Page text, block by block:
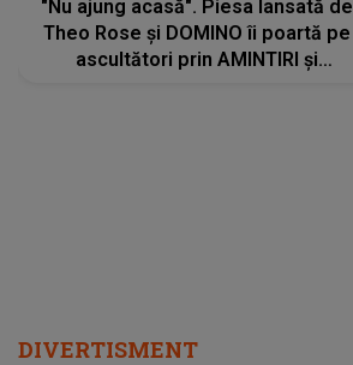
"Nu ajung acasă". Piesa lansată de
Theo Rose și DOMINO îi poartă pe
ascultători prin AMINTIRI și
DIVERTISMENT